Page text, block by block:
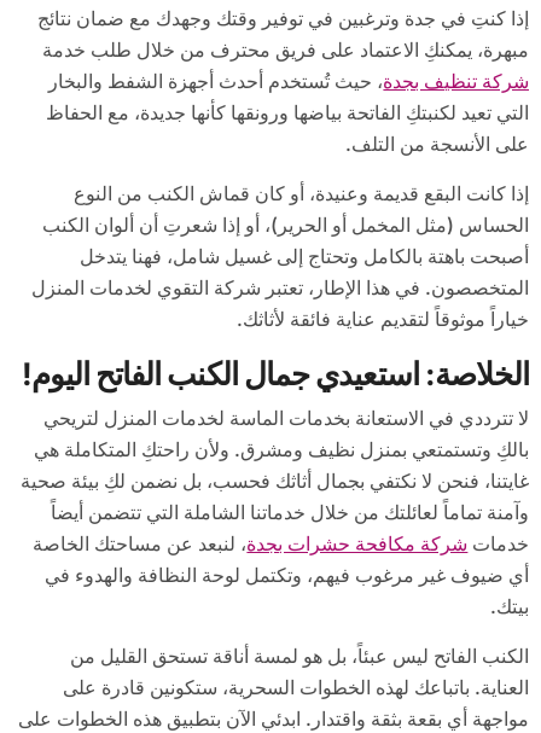
إذا كنتِ في جدة وترغبين في توفير وقتك وجهدك مع ضمان نتائج
مبهرة، يمكنكِ الاعتماد على فريق محترف من خلال طلب خدمة
شركة تنظيف بجدة، حيث تُستخدم أحدث أجهزة الشفط والبخار
التي تعيد لكنبتكِ الفاتحة بياضها ورونقها كأنها جديدة، مع الحفاظ
على الأنسجة من التلف.
إذا كانت البقع قديمة وعنيدة، أو كان قماش الكنب من النوع
الحساس (مثل المخمل أو الحرير)، أو إذا شعرتِ أن ألوان الكنب
أصبحت باهتة بالكامل وتحتاج إلى غسيل شامل، فهنا يتدخل
المتخصصون. في هذا الإطار، تعتبر شركة التقوي لخدمات المنزل
خياراً موثوقاً لتقديم عناية فائقة لأثاثك.
الخلاصة: استعيدي جمال الكنب الفاتح اليوم!
لا تترددي في الاستعانة بخدمات الماسة لخدمات المنزل لتريحي
بالكِ وتستمتعي بمنزل نظيف ومشرق. ولأن راحتكِ المتكاملة هي
غايتنا، فنحن لا نكتفي بجمال أثاثك فحسب، بل نضمن لكِ بيئة صحية
وآمنة تماماً لعائلتك من خلال خدماتنا الشاملة التي تتضمن أيضاً
خدمات شركة مكافحة حشرات بجدة، لنبعد عن مساحتك الخاصة
أي ضيوف غير مرغوب فيهم، وتكتمل لوحة النظافة والهدوء في
بيتك.
الكنب الفاتح ليس عبئاً، بل هو لمسة أناقة تستحق القليل من
العناية. باتباعك لهذه الخطوات السحرية، ستكونين قادرة على
مواجهة أي بقعة بثقة واقتدار. ابدئي الآن بتطبيق هذه الخطوات على